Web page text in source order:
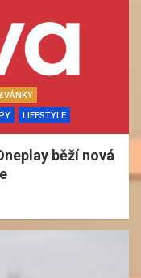
LIFESTYLE
běží nová